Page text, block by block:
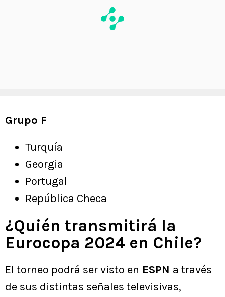
Grupo F
Turquía
Georgia
Portugal
República Checa
¿Quién transmitirá la
Eurocopa 2024 en Chile?
El torneo podrá ser visto en ESPN a través
de sus distintas señales televisivas,